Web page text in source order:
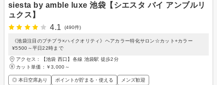
siesta by amble luxe 池袋【シエスタ バイ アンブルリ
ュクス】
4.1
(490件)
《池袋注目のプチプラ×ハイクオリティ》ヘアカラー特化サロン☆カット+カラー
¥5500～平日22時まで
アクセス：【池袋 西口】各線 池袋駅 徒歩2分
カット単価： ￥3,000～
◎ 本日空席あり ポイントが貯まる・使える メンズ歓迎